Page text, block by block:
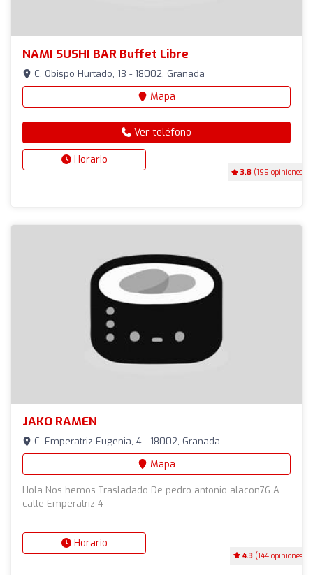
NAMI SUSHI BAR Buffet Libre
3.8 (199 opiniones)
C. Obispo Hurtado, 13 - 18002, Granada
Mapa
Ver teléfono
Horario
JAKO RAMEN
4.3 (144 opiniones)
C. Emperatriz Eugenia, 4 - 18002, Granada
Mapa
Hola Nos hemos Trasladado De pedro antonio alacon76 A
calle Emperatriz 4
Horario